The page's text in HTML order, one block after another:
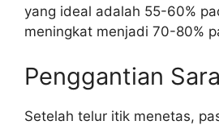
yang ideal adalah 55-60%
meningkat menjadi 70-80%
Penggantian
Setelah telur itik menetas,